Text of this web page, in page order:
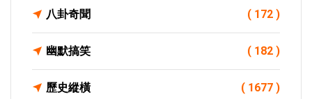
八卦奇聞 ( 172 )
幽默搞笑 ( 182 )
歷史縱橫 ( 1677 )